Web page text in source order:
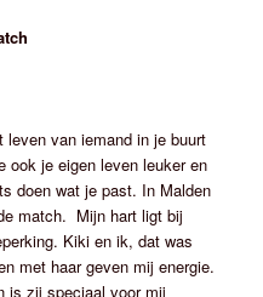
leven van iemand in je buurt
ook je eigen leven leuker en
doen wat je past. In Malden
match. Mijn hart ligt bij
Kiki en ik, dat was
met haar geven mij energie.
is zij speciaal voor mij